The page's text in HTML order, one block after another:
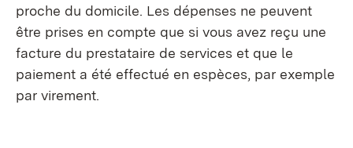
proche du domicile. Les dépenses ne peuvent
être prises en compte que si vous avez reçu une
facture du prestataire de services et que le
paiement a été effectué en espèces, par exemple
par virement.